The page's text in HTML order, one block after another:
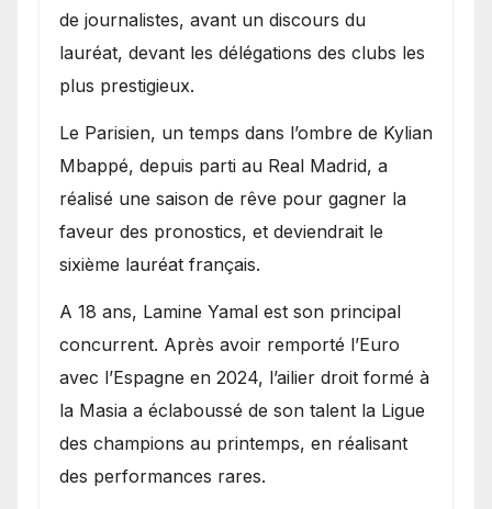
de journalistes, avant un discours du
lauréat, devant les délégations des clubs les
plus prestigieux.
Le Parisien, un temps dans l’ombre de Kylian
Mbappé, depuis parti au Real Madrid, a
réalisé une saison de rêve pour gagner la
faveur des pronostics, et deviendrait le
sixième lauréat français.
A 18 ans, Lamine Yamal est son principal
concurrent. Après avoir remporté l’Euro
avec l’Espagne en 2024, l’ailier droit formé à
la Masia a éclaboussé de son talent la Ligue
des champions au printemps, en réalisant
des performances rares.